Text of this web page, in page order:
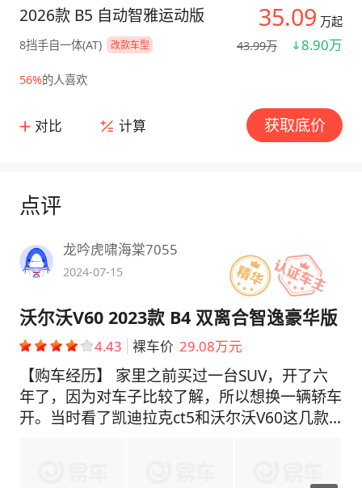
35.09 万起
43.99万
8.90万
2026款 B5 自动智雅运动版
8挡手自一体(AT) 改款车型
56%的人喜欢
对比 计算 获取底价
点评
龙吟虎啸海棠7055
2024-07-15
沃尔沃V60 2023款 B4 双离合智逸豪华版
4.43 裸车价 29.08万元
【购车经历】 家里之前买过一台SUV，开了六
年了，因为对车子比较了解，所以想换一辆轿车
开。当时看了凯迪拉克ct5和沃尔沃V60这几款
费用】 裸车价29.08万，保险9700左右， 购置